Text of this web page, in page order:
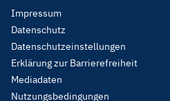
Footer
Menu
Legal
Impressum
Datenschutz
Datenschutzeinstellungen
Erklärung zur Barrierefreiheit
Mediadaten
Nutzungsbedingungen